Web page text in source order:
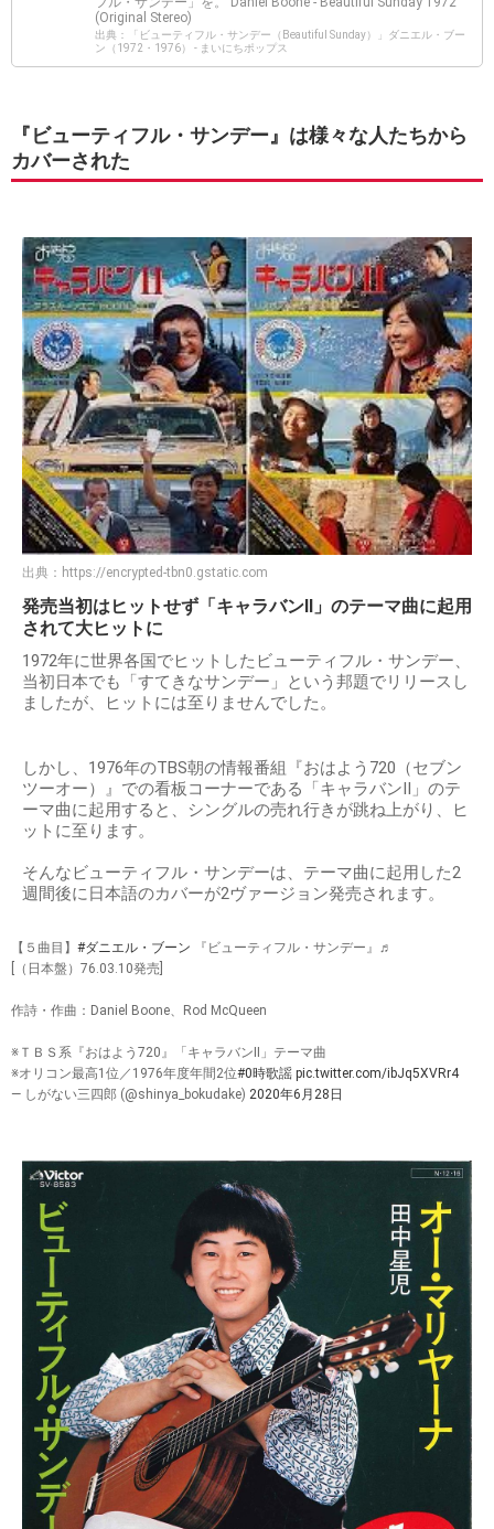
(Original Stereo)
出典：「ビューティフル・サンデー（Beautiful Sunday）」ダニエル・ブー
ン（1972・1976） - まいにちポップス
『ビューティフル・サンデー』は様々な人たちから
カバーされた
出典： https://encrypted-tbn0.gstatic.com
発売当初はヒットせず「キャラバンII」のテーマ曲に起用
されて大ヒットに
1972年に世界各国でヒットしたビューティフル・サンデー、
当初日本でも「すてきなサンデー」という邦題でリリースし
ましたが、ヒットには至りませんでした。
しかし、1976年のTBS朝の情報番組『おはよう720（セブン
ツーオー）』での看板コーナーである「キャラバンII」のテ
ーマ曲に起用すると、シングルの売れ行きが跳ね上がり、ヒ
ットに至ります。
そんなビューティフル・サンデーは、テーマ曲に起用した2
週間後に日本語のカバーが2ヴァージョン発売されます。
【５曲目】 #ダニエル・ブーン 『ビューティフル・サンデー』♬
[（日本盤）76.03.10発売]
作詩・作曲：Daniel Boone、Rod McQueen
※ＴＢＳ系『おはよう720』「キャラバンⅡ」テーマ曲
※オリコン最高1位／1976年度年間2位#0時歌謡 pic.twitter.com/ibJq5XVRr4
— しがない三四郎 (@shinya_bokudake) 2020年6月28日